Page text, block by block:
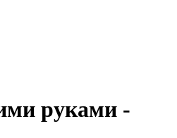
руками -